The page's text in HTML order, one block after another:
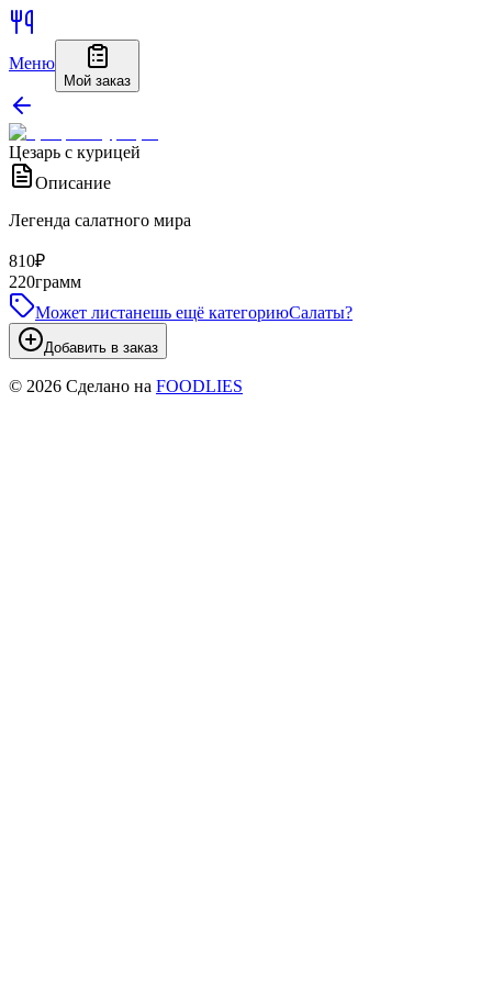
Меню
Мой заказ
Цезарь с курицей
Описание
Легенда салатного мира
810₽
220грамм
Может листанешь ещё категориюСалаты?
Добавить в заказ
© 2026 Сделано на FOODLIES